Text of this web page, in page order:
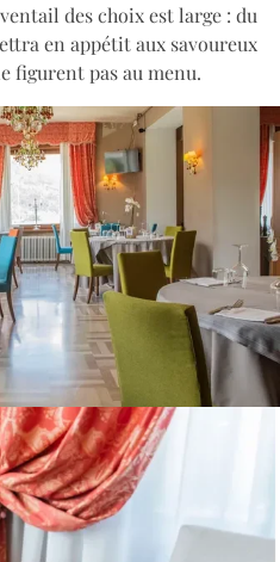
des choix est large : du
en appétit aux savoureux
figurent pas au menu.